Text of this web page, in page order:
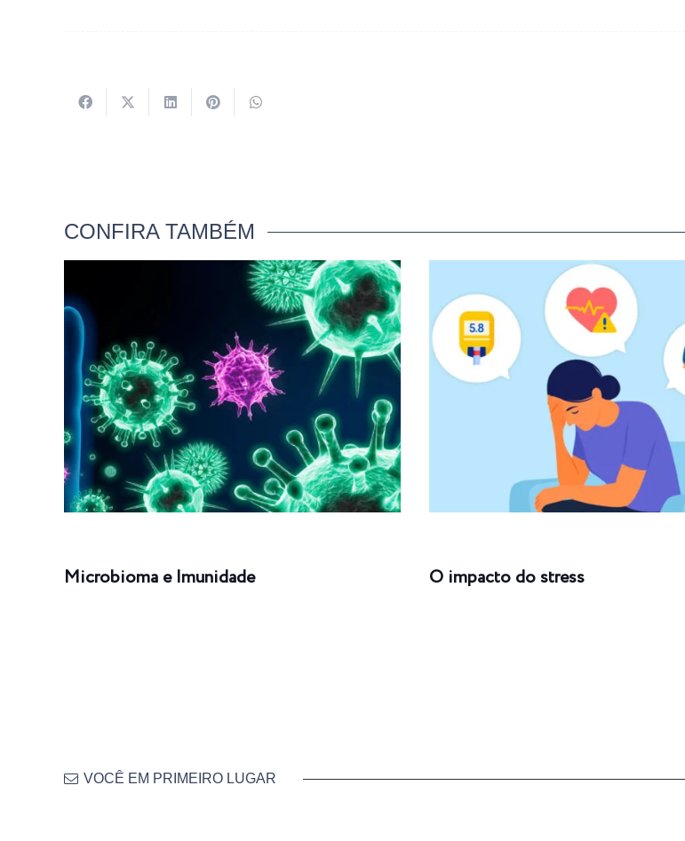
CONFIRA TAMBÉM
Microbioma e Imunidade O impacto do stress
VOCÊ EM PRIMEIRO LUGAR